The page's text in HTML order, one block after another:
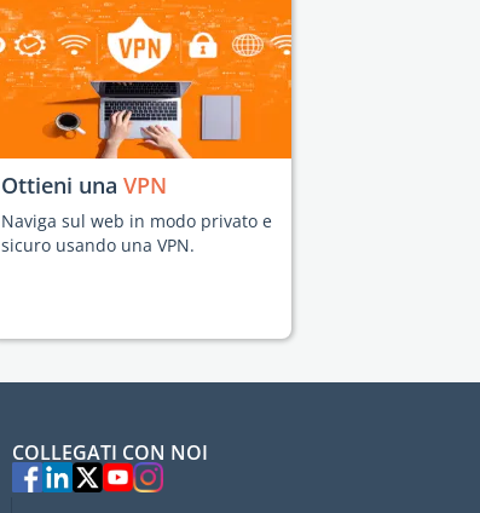
Ottieni una VPN
Naviga sul web in modo privato e
sicuro usando una VPN.
COLLEGATI CON NOI